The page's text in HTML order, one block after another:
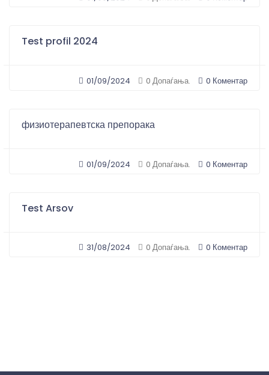
Test profil 2024
01/09/2024 0 Допаѓања. 0 Коментар
физиотерапевтска препорака
01/09/2024 0 Допаѓања. 0 Коментар
Test Arsov
31/08/2024 0 Допаѓања. 0 Коментар